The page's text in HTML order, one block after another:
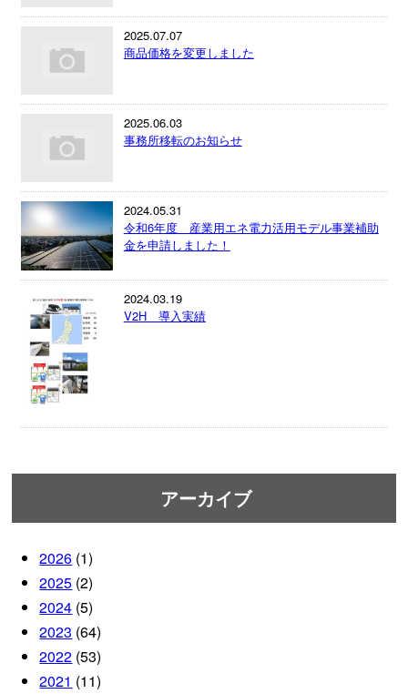
2025.07.07
商品価格を変更しました
2025.06.03
事務所移転のお知らせ
2024.05.31
令和6年度 産業用エネ電力活用モデル事業補助
金を申請しました！
2024.03.19
V2H 導入実績
アーカイブ
2026 (1)
2025 (2)
2024 (5)
2023 (64)
2022 (53)
2021 (11)